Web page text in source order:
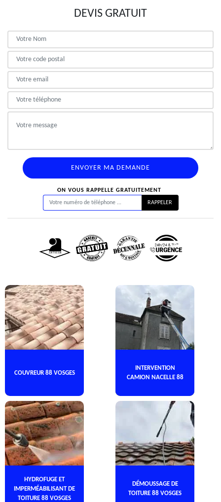
DEVIS GRATUIT
ON VOUS RAPPELLE GRATUITEMENT
COUVREUR 88 VOSGES
INTERVENTION
CAMION NACELLE 88
HYDROFUGE ET
IMPERMÉABILISANT DE
TOITURE 88 VOSGES
DÉMOUSSAGE DE
TOITURE 88 VOSGES